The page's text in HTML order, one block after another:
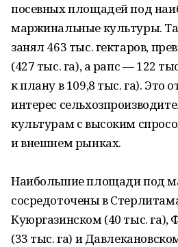
посевных площадей под
маржинальные культуры.
занял 463 тыс. гектаров,
(427 тыс. га), а рапс — 122
к плану в 109,8 тыс. га). Это
интерес
культурам с высоким
и внешнем рынках.
Наибольшие площади под
сосредоточены в
Куюргазинском (40 тыс. га),
(33 тыс. га) и